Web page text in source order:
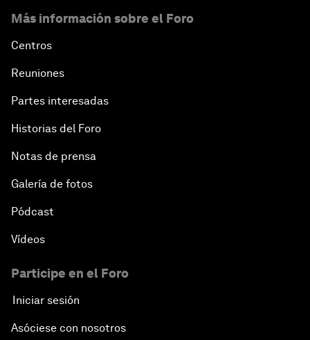
Más información sobre el Foro
Centros
Reuniones
Partes interesadas
Historias del Foro
Notas de prensa
Galería de fotos
Pódcast
Vídeos
Participe en el Foro
Iniciar sesión
Asóciese con nosotros